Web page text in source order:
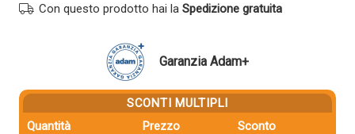
quantità
Con questo prodotto hai la Spedizione gratuita
Garanzia Adam+
SCONTI MULTIPLI
Quantità
Prezzo
Sconto